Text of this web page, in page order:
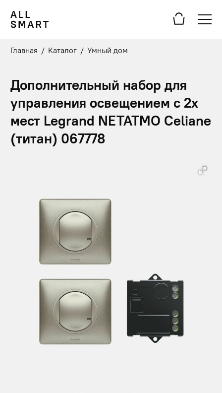
Главная / Каталог / Умный дом
Дополнительный набор для
управления освещением с 2х
мест Legrand NETATMO Celiane
(титан) 067778